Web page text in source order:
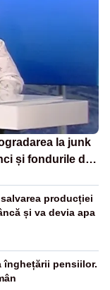
la junk
și fondurile de
producției
și va devia apa
înghețării pensiilor.